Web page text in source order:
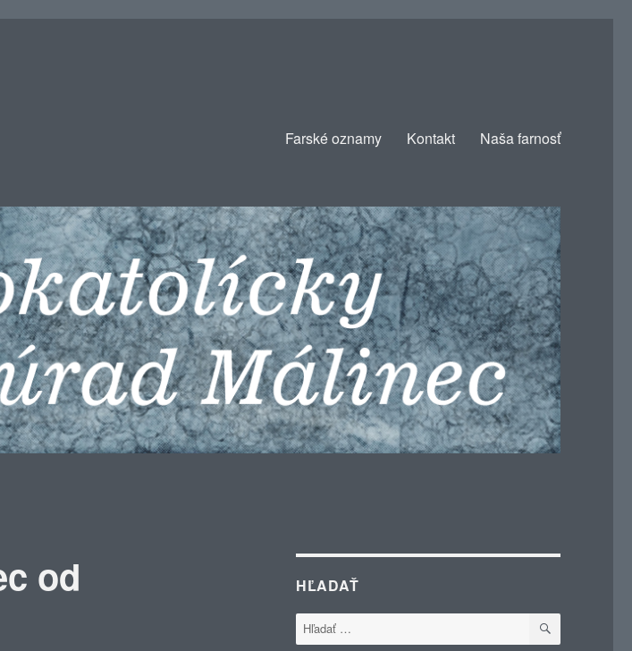
Farské oznamy Kontakt Naša farnosť
od
HĽADAŤ
Hľadať: